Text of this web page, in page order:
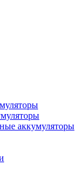
аккумуляторы